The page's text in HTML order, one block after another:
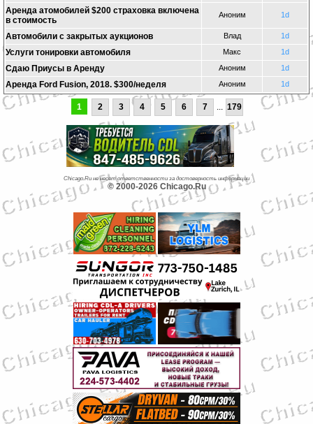
Аренда атомобилей $200 страховка включена
в стоимость
Аноним 1d
Автомобили с закрытых аукционов Влад 1d
Услуги тонировки автомобиля Макс 1d
Сдаю Приусы в Аренду Аноним 1d
Аренда Ford Fusion, 2018. $300/неделя Аноним 1d
1 2 3 4 5 6 7 ... 179
Chicago.Ru не несет ответственности за достоверность информации
© 2000-2026 Chicago.Ru